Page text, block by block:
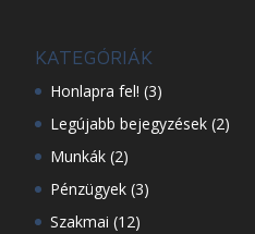
KATEGÓRIÁK
Honlapra fel! (3)
Legújabb bejegyzések(2)
Munkák(2)
Pénzügyek(3)
Szakmai (12)